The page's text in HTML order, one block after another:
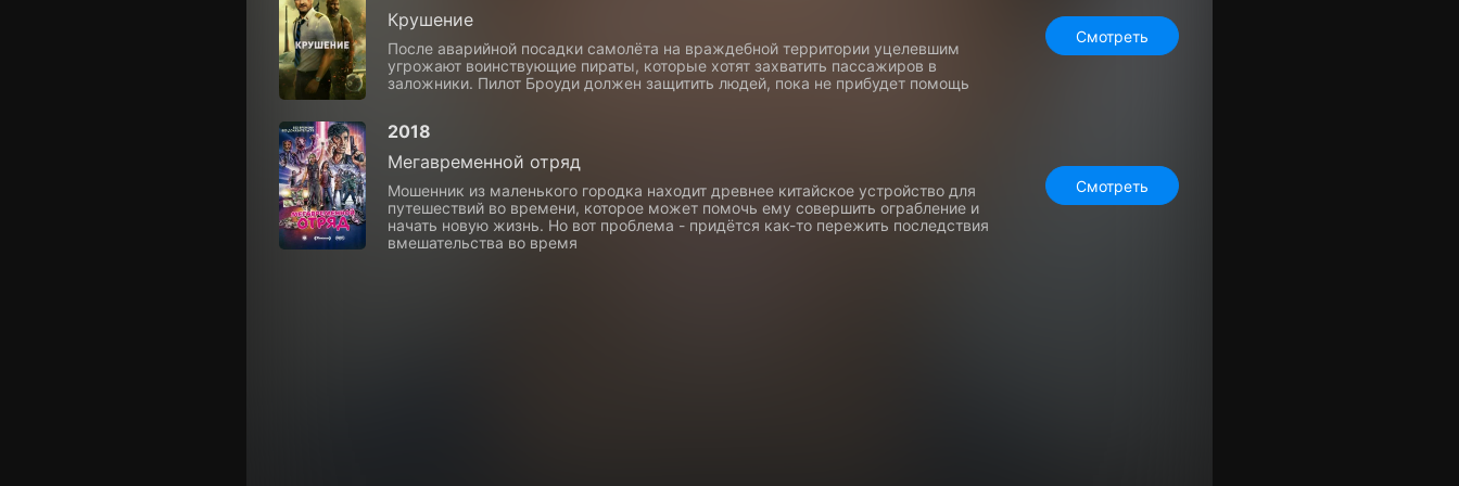
Крушение
После аварийной посадки самолёта на враждебной территории уцелевшим
угрожают воинствующие пираты, которые хотят захватить пассажиров в
заложники. Пилот Броуди должен защитить людей, пока не прибудет помощь
Смотреть
2018
Мегавременной отряд
Мошенник из маленького городка находит древнее китайское устройство для
путешествий во времени, которое может помочь ему совершить ограбление и
начать новую жизнь. Но вот проблема - придётся как-то пережить последствия
вмешательства во время
Смотреть